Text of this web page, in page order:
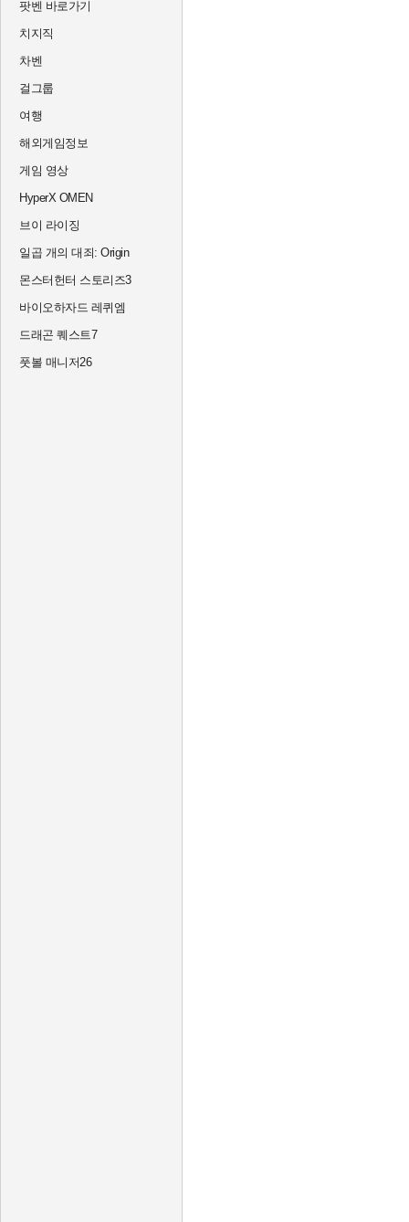
팟벤 바로가기
치지직
차벤
걸그룹
여행
해외게임정보
게임 영상
HyperX OMEN
브이 라이징
일곱 개의 대죄: Origin
몬스터헌터 스토리즈3
바이오하자드 레퀴엠
드래곤 퀘스트7
풋볼 매니저26